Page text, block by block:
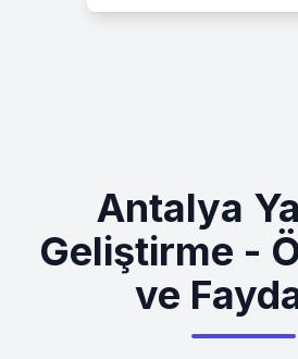
Antalya
Geliştirme -
ve